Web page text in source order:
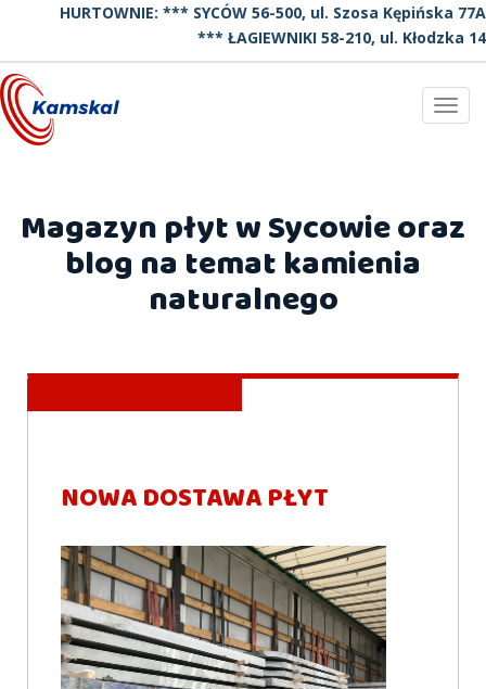
HURTOWNIE: *** SYCÓW 56-500, ul. Szosa Kępińska 77A
*** ŁAGIEWNIKI 58-210, ul. Kłodzka 14
Magazyn płyt w Sycowie oraz
blog na temat kamienia
naturalnego
NOWA DOSTAWA PŁYT